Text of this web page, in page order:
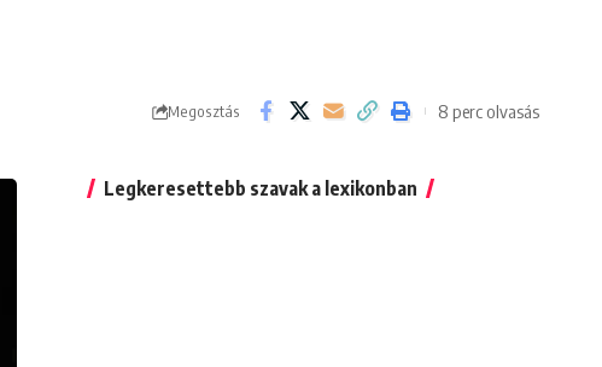
Megosztás 8 perc olvasás
Legkeresettebb szavak a lexikonban